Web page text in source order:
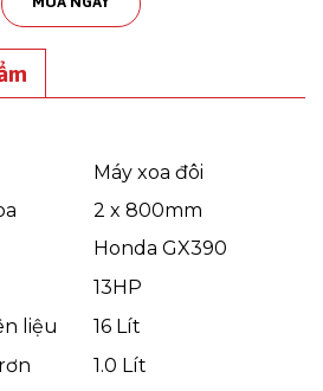
Máy xoa đôi
2 x 800mm
Honda GX390
13HP
liệu
16 Lít
1.0 Lít